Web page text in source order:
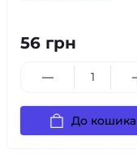
56 грн
До кошика